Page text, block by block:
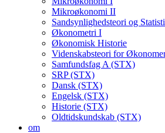
Mikroøkonomi II
Sandsynlighedsteori og
Økonometri I
Økonomisk Historie
Videnskabsteori for
Samfundsfag A (STX)
SRP (STX)
Dansk (STX)
Engelsk (STX)
Historie (STX)
Oldtidskundskab (STX)
om